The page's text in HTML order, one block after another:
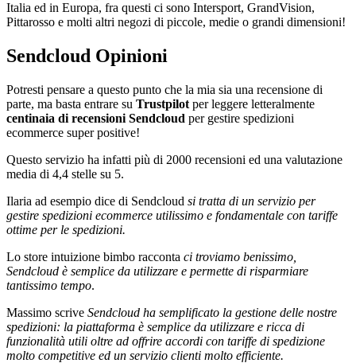
Italia ed in Europa, fra questi ci sono Intersport, GrandVision,
Pittarosso e molti altri negozi di piccole, medie o grandi dimensioni!
Sendcloud Opinioni
Potresti pensare a questo punto che la mia sia una recensione di
parte, ma basta entrare su Trustpilot per leggere letteralmente
centinaia di recensioni Sendcloud per gestire spedizioni
ecommerce super positive!
Questo servizio ha infatti più di 2000 recensioni ed una valutazione
media di 4,4 stelle su 5.
Ilaria ad esempio dice di Sendcloud si tratta di un servizio per
gestire spedizioni ecommerce utilissimo e fondamentale con tariffe
ottime per le spedizioni.
Lo store intuizione bimbo racconta ci troviamo benissimo,
Sendcloud è semplice da utilizzare e permette di risparmiare
tantissimo tempo.
Massimo scrive Sendcloud ha semplificato la gestione delle nostre
spedizioni: la piattaforma è semplice da utilizzare e ricca di
funzionalità utili oltre ad offrire accordi con tariffe di spedizione
molto competitive ed un servizio clienti molto efficiente.